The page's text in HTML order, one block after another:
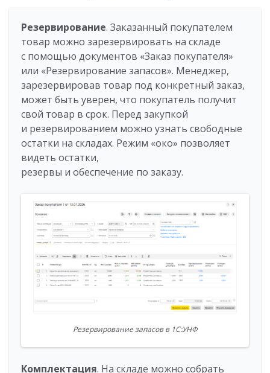
Резервирование. Заказанный покупателем
товар можно зарезервировать на складе
с помощью документов «Заказ покупателя»
или «Резервирование запасов». Менеджер,
зарезервировав товар под конкретный заказ,
может быть уверен, что покупатель получит
свой товар в срок. Перед закупкой
и резервированием можно узнать свободные
остатки на складах. Режим «око» позволяет
видеть остатки,
резервы и обеспечение по заказу.
Резервирование запасов в 1С:УНФ
Комплектация. На складе можно собрать